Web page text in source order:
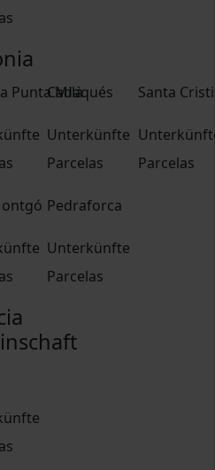
Punta Milà
Cadaqués
Unterkünfte
Parcelas
Santa
Parcelas
Pedraforca
Unterkünfte
Parcelas